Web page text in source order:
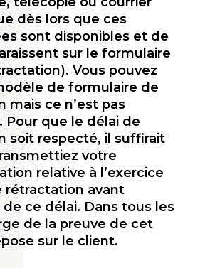
dès lors que ces
sont disponibles et de
sur le formulaire
Vous pouvez
de formulaire de
mais ce n’est pas
Pour que le délai de
soit respecté, il suffirait
votre
relative à l’exercice
rétractation avant
de ce délai. Dans tous les
de la preuve de cet
sur le client.